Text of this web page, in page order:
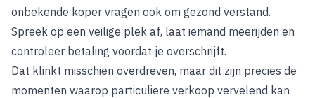
onbekende koper vragen ook om gezond verstand.
Spreek op een veilige plek af, laat iemand meerijden en
controleer betaling voordat je overschrijft.
Dat klinkt misschien overdreven, maar dit zijn precies de
momenten waarop particuliere verkoop vervelend kan